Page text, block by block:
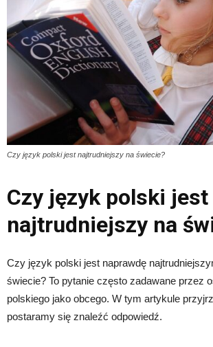
Czy język polski jest najtrudniejszy na świecie?
Czy język polski jest
najtrudniejszy na
Czy język polski jest naprawdę
świecie? To pytanie często zadawane przez
polskiego jako obcego. W tym artykule
postaramy się znaleźć odpowiedź.